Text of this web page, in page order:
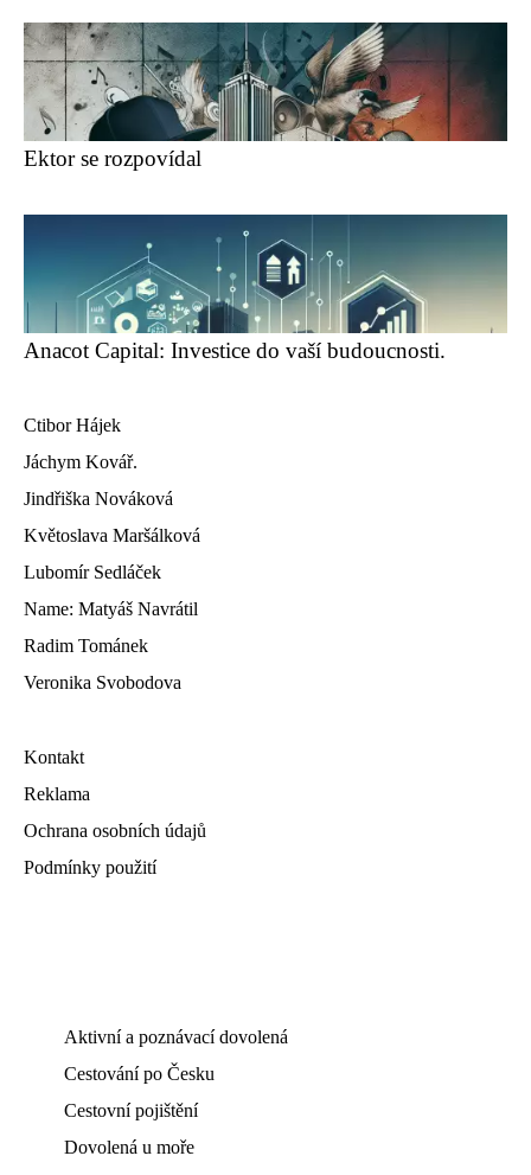
Ektor se rozpovídal
Anacot Capital: Investice do vaší budoucnosti.
Ctibor Hájek
Jáchym Kovář.
Jindřiška Nováková
Květoslava Maršálková
Lubomír Sedláček
Name: Matyáš Navrátil
Radim Tománek
Veronika Svobodova
Kontakt
Reklama
Ochrana osobních údajů
Podmínky použití
Aktivní a poznávací dovolená
Cestování po Česku
Cestovní pojištění
Dovolená u moře